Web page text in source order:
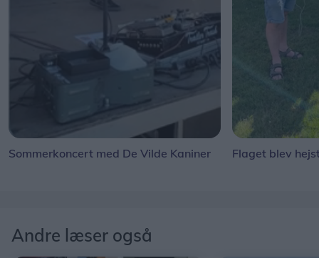
Sommerkoncert med De Vilde Kaniner Flaget blev
Andre læser også